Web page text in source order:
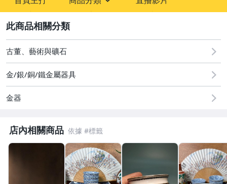
古董、藝術與礦石
手機、配件與通訊
偶像、球員卡與郵幣
古董、藝術與礦石
金/銀/銅/鐵金屬器具
金器
店內相關商品